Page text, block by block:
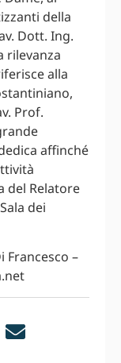
della
Dott. Ing.
rilevanza
alla
Prof.
affinché
del Relatore
dei
Francesco –